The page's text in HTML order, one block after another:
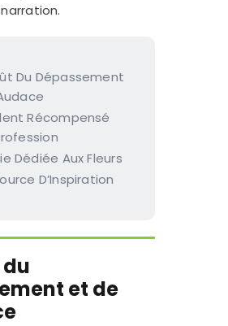
Du Dépassement
Récompensé
Dédiée Aux Fleurs
D’Inspiration
du
et de